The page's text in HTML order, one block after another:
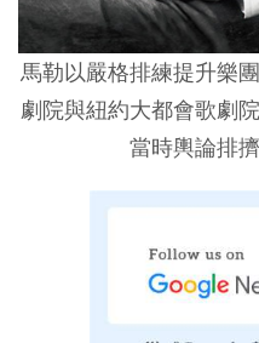
馬勒以嚴格排練提升樂
劇院與紐約大都會歌劇
當時輿論排